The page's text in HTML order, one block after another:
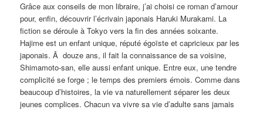
Grâce aux conseils de mon libraire, j’ai choisi ce roman d’amour
pour, enfin, découvrir l’écrivain japonais Haruki Murakami. La
fiction se déroule à Tokyo vers la fin des années soixante.
Hajime est un enfant unique, réputé égoïste et capricieux par les
japonais. Ā douze ans, il fait la connaissance de sa voisine,
Shimamoto-san, elle aussi enfant unique. Entre eux, une tendre
complicité se forge ; le temps des premiers émois. Comme dans
beaucoup d’histoires, la vie va naturellement séparer les deux
jeunes complices. Chacun va vivre sa vie d’adulte sans jamais